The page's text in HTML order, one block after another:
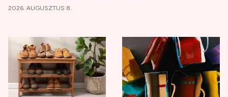
2026. AUGUSZTUS 8.